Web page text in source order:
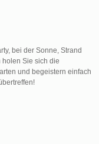
bei der Sonne, Strand
Sie sich die
und begeistern einfach